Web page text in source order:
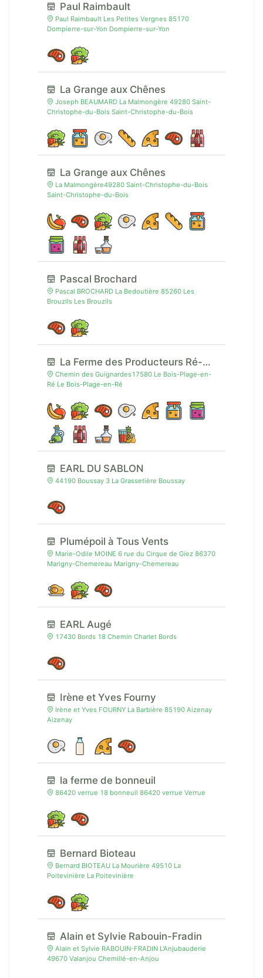
Paul Raimbault
Paul Raimbault Les Petites Vergnes 85170
Dompierre-sur-Yon Dompierre-sur-Yon
La Grange aux Chênes
Joseph BEAUMARD La Malmongère 49280 Saint-
Christophe-du-Bois Saint-Christophe-du-Bois
La Grange aux Chênes
La Malmongère49280 Saint-Christophe-du-Bois
Saint-Christophe-du-Bois
Pascal Brochard
Pascal BROCHARD La Bedoutière 85260 Les
Brouzils Les Brouzils
La Ferme des Producteurs Ré-Unis
Chemin des Guignardes17580 Le Bois-Plage-en-
Ré Le Bois-Plage-en-Ré
EARL DU SABLON
44190 Boussay 3 La Grassetière Boussay
Plumépoil à Tous Vents
Marie-Odile MOINE 6 rue du Cirque de Giez 86370
Marigny-Chemereau Marigny-Chemereau
EARL Augé
17430 Bords 18 Chemin Charlet Bords
Irène et Yves Fourny
Irène et Yves FOURNY La Barbière 85190 Aizenay
Aizenay
la ferme de bonneuil
86420 verrue 18 bonneuil 86420 verrue Verrue
Bernard Bioteau
Bernard BIOTEAU La Mourière 49510 La
Poitevinière La Poitevinière
Alain et Sylvie Rabouin-Fradin
Alain et Sylvie RABOUIN-FRADIN L'Anjubauderie
49670 Valanjou Chemillé-en-Anjou